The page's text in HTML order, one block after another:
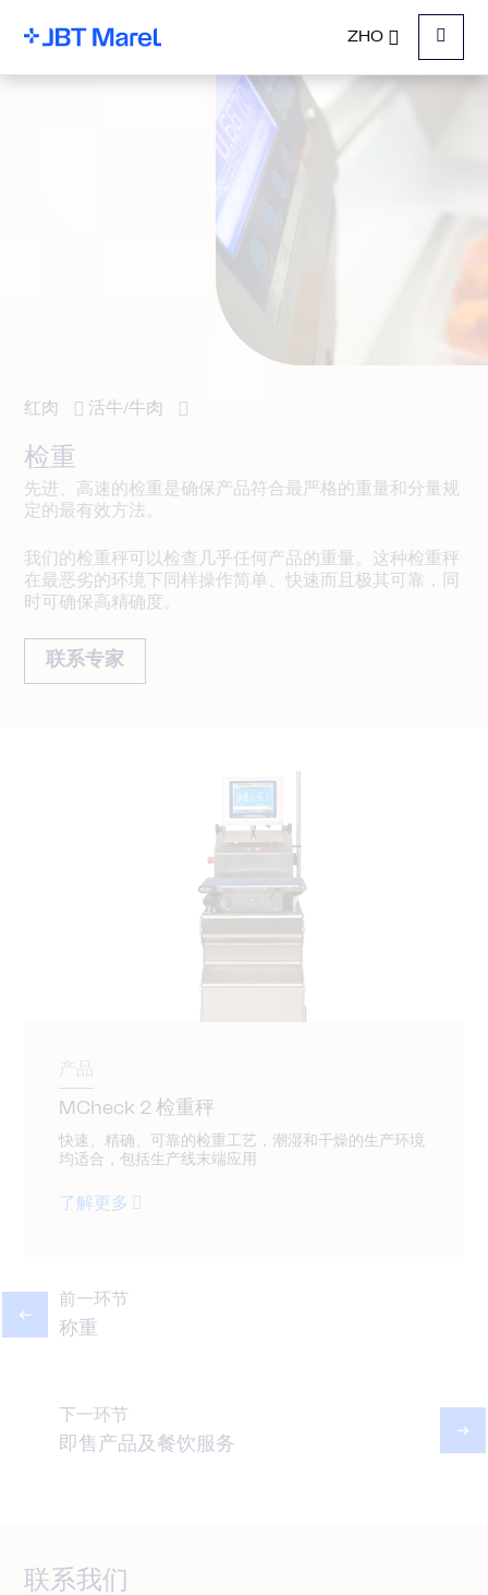
ZHO
菜单
红肉 活牛/牛肉
检重
先进、高速的检重是确保产品符合最严格的重量和分量规
定的最有效方法。
我们的检重秤可以检查几乎任何产品的重量。这种检重秤
在最恶劣的环境下同样操作简单、快速而且极其可靠，同
时可确保高精确度。
联系专家
产品
MCheck 2 检重秤
快速、精确、可靠的检重工艺，潮湿和干燥的生产环境
均适合，包括生产线末端应用
了解更多
前一环节
称重
下一环节
即售产品及餐饮服务
联系我们